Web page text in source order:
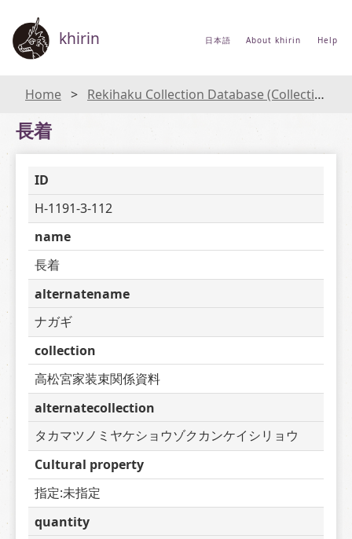
khirin 日本語 About khirin Help
Home Rekihaku Collection Database (Collections Database of the National Museum of Japanese History)
長着
ID
H-1191-3-112
name
長着
alternatename
ナガギ
collection
高松宮家装束関係資料
alternatecollection
タカマツノミヤケショウゾクカンケイシリョウ
Cultural property
指定:未指定
quantity